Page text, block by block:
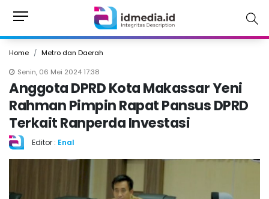
Home
Metro dan Daerah
Senin, 06 Mei 2024 17:38
Anggota DPRD Kota Makassar Yeni
Rahman Pimpin Rapat Pansus DPRD
Terkait Ranperda Investasi
Editor : Enal